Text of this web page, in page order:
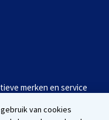
merken en service
van cookies